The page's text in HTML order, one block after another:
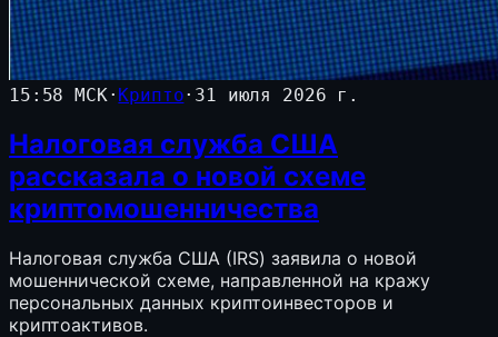
15:58 МСК · Крипто· 31 июля 2026 г.
Налоговая служба США
рассказала о новой схеме
криптомошенничества
Налоговая служба США (IRS) заявила о новой
мошеннической схеме, направленной на кражу
персональных данных криптоинвесторов и
криптоактивов.